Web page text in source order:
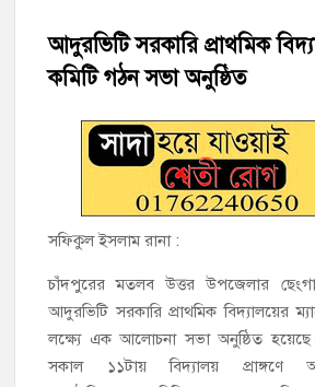
অভিভাবক সমাবেশ
হাজীগঞ্জে অস্বাস্থ্যকর পরিবেশে খাবার প্রস্তুত: ২
হাজীগঞ্জে ৬ বছরের শিশুকে ধর্ষণের অভিযোগে
হাজীগঞ্জের রাজারগাঁও উবিতে জুলাই
গণঅভ্যুত্থান দিবস’ পালিত
‘জনগণের ভোটে নির্বাচিত হয়ে ফরিদগঞ্জের
আলহাজ্ব এমএ হান্নান এমপি
আদুরভিটি সরকারি প্রাথমিক
কমিটি গঠন সভা অনুষ্ঠিত
সফিকুল ইসলাম রানা :
চাঁদপুরের মতলব উত্তর উপজেলার
আদুরভিটি সরকারি প্রাথমিক বিদ্যালয়ের
লক্ষ্যে এক আলোচনা সভা অনুষ্ঠিত
সকাল ১১টায় বিদ্যালয় প্রাঙ্গণে